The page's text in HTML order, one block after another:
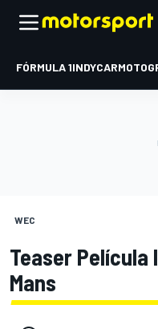
FÓRMULA 1INDYCAR
WEC
Teaser Película
Mans